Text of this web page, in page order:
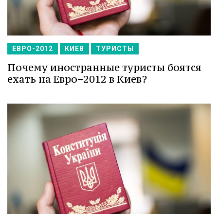
ЕВРО-2012 КИЕВ ТУРИСТЫ
Почему иностранные туристы боятся
ехать на Евро−2012 в Киев?